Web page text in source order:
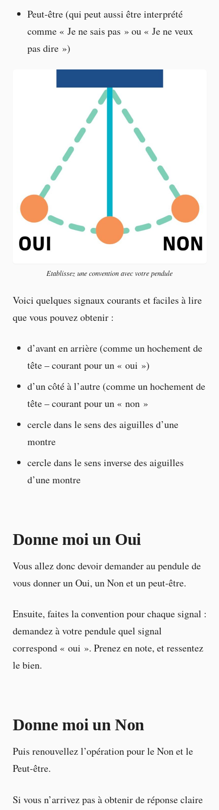
Peut-être (qui peut aussi être interprété
comme « Je ne sais pas » ou « Je ne veux
pas dire »)
Etablissez une convention avec votre pendule
Voici quelques signaux courants et faciles à lire
que vous pouvez obtenir :
d’avant en arrière (comme un hochement de
tête – courant pour un « oui »)
d’un côté à l’autre (comme un hochement de
tête – courant pour un « non »
cercle dans le sens des aiguilles d’une
montre
cercle dans le sens inverse des aiguilles
d’une montre
Donne moi un Oui
Vous allez donc devoir demander au pendule de
vous donner un Oui, un Non et un peut-être.
Ensuite, faites la convention pour chaque signal :
demandez à votre pendule quel signal
correspond « oui ». Prenez en note, et ressentez
le bien.
Donne moi un Non
Puis renouvellez l’opération pour le Non et le
Peut-être.
Si vous n’arrivez pas à obtenir de réponse claire